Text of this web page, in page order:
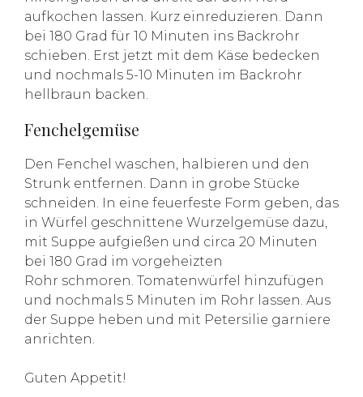
aufkochen lassen. Kurz einreduzieren. Dann
bei 180 Grad für 10 Minuten ins Backrohr
schieben. Erst jetzt mit dem Käse bedecken
und nochmals 5-10 Minuten im Backrohr
hellbraun backen.
Fenchelgemüse
Den Fenchel waschen, halbieren und den
Strunk entfernen. Dann in grobe Stücke
schneiden. In eine feuerfeste Form geben, das
in Würfel geschnittene Wurzelgemüse dazu,
mit Suppe aufgießen und circa 20 Minuten
bei 180 Grad im vorgeheizten
Rohr schmoren. Tomatenwürfel hinzufügen
und nochmals 5 Minuten im Rohr lassen. Aus
der Suppe heben und mit Petersilie garniere
anrichten.
Guten Appetit!